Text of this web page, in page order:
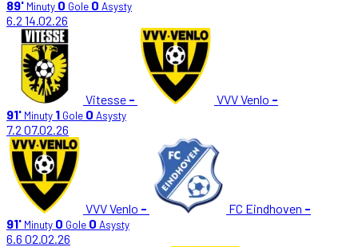
89' Minuty 0 Gole 0 Asysty
6.2 14.02.26
Vitesse - VVV Venlo -
91' Minuty 1 Gole 0 Asysty
7.2 07.02.26
VVV Venlo - FC Eindhoven -
91' Minuty 0 Gole 0 Asysty
6.6 02.02.26